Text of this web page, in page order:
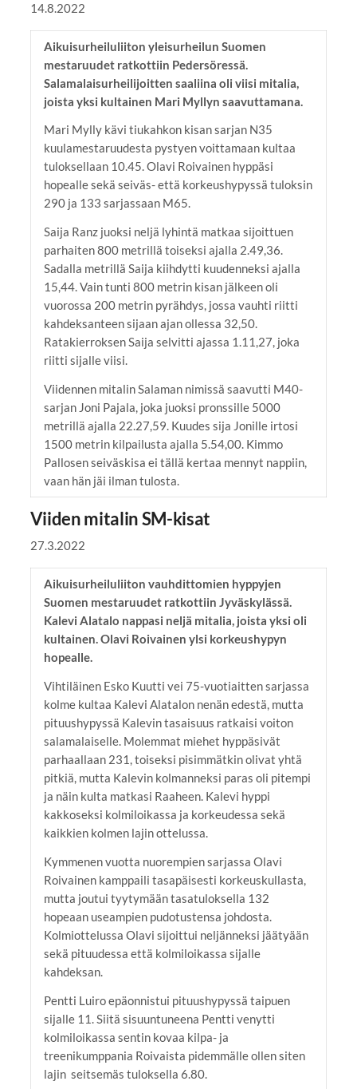
14.8.2022
Aikuisurheiluliiton yleisurheilun Suomen
mestaruudet ratkottiin Pedersöressä.
Salamalaisurheilijoitten saaliina oli viisi mitalia,
joista yksi kultainen Mari Myllyn saavuttamana.
Mari Mylly kävi tiukahkon kisan sarjan N35
kuulamestaruudesta pystyen voittamaan kultaa
tuloksellaan 10.45. Olavi Roivainen hyppäsi
hopealle sekä seiväs- että korkeushypyssä tuloksin
290 ja 133 sarjassaan M65.
Saija Ranz juoksi neljä lyhintä matkaa sijoittuen
parhaiten 800 metrillä toiseksi ajalla 2.49,36.
Sadalla metrillä Saija kiihdytti kuudenneksi ajalla
15,44. Vain tunti 800 metrin kisan jälkeen oli
vuorossa 200 metrin pyrähdys, jossa vauhti riitti
kahdeksanteen sijaan ajan ollessa 32,50.
Ratakierroksen Saija selvitti ajassa 1.11,27, joka
riitti sijalle viisi.
Viidennen mitalin Salaman nimissä saavutti M40-
sarjan Joni Pajala, joka juoksi pronssille 5000
metrillä ajalla 22.27,59. Kuudes sija Jonille irtosi
1500 metrin kilpailusta ajalla 5.54,00. Kimmo
Pallosen seiväskisa ei tällä kertaa mennyt nappiin,
vaan hän jäi ilman tulosta.
Viiden mitalin SM-kisat
27.3.2022
Aikuisurheiluliiton vauhdittomien hyppyjen
Suomen mestaruudet ratkottiin Jyväskylässä.
Kalevi Alatalo nappasi neljä mitalia, joista yksi oli
kultainen. Olavi Roivainen ylsi korkeushypyn
hopealle.
Vihtiläinen Esko Kuutti vei 75-vuotiaitten sarjassa
kolme kultaa Kalevi Alatalon nenän edestä, mutta
pituushypyssä Kalevin tasaisuus ratkaisi voiton
salamalaiselle. Molemmat miehet hyppäsivät
parhaallaan 231, toiseksi pisimmätkin olivat yhtä
pitkiä, mutta Kalevin kolmanneksi paras oli pitempi
ja näin kulta matkasi Raaheen. Kalevi hyppi
kakkoseksi kolmiloikassa ja korkeudessa sekä
kaikkien kolmen lajin ottelussa.
Kymmenen vuotta nuorempien sarjassa Olavi
Roivainen kamppaili tasapäisesti korkeuskullasta,
mutta joutui tyytymään tasatuloksella 132
hopeaan useampien pudotustensa johdosta.
Kolmiottelussa Olavi sijoittui neljänneksi jäätyään
sekä pituudessa että kolmiloikassa sijalle
kahdeksan.
Pentti Luiro epäonnistui pituushypyssä taipuen
sijalle 11. Siitä sisuuntuneena Pentti venytti
kolmiloikassa sentin kovaa kilpa- ja
treenikumppania Roivaista pidemmälle ollen siten
lajin seitsemäs tuloksella 6.80.